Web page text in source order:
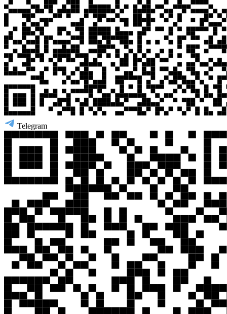
Telegram